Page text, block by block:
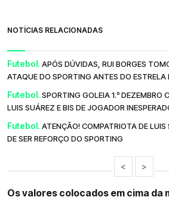
NOTÍCIAS RELACIONADAS
Futebol. APÓS DÚVIDAS, RUI BORGES
ATAQUE DO SPORTING ANTES DO
Futebol. SPORTING GOLEIA 1.º DEZEMBRO
LUIS SUÁREZ E BIS DE JOGADOR
Futebol. ATENÇÃO! COMPATRIOTA DE
DE SER REFORÇO DO SPORTING
< >
Os valores colocados em cima da